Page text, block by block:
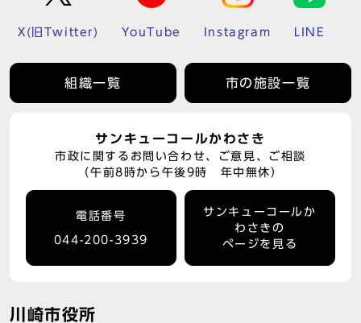
X(旧Twitter) YouTube Instagram LINE
組織一覧 市の施設一覧
サンキューコールかわさき
市政に関するお問い合わせ、ご意見、ご相談
（午前8時から午後9時 年中無休）
電話番号
044-200-3939
サンキューコールか
わさきの
ページを見る
川崎市役所